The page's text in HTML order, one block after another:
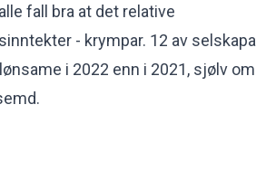
fall bra at det relative
- krympar. 12 av selskapa
i 2022 enn i 2021, sjølv om